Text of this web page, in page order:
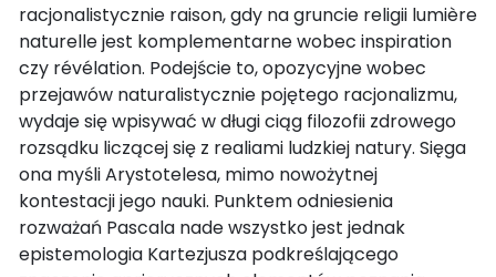
racjonalistycznie raison, gdy na gruncie religii lumière
naturelle jest komplementarne wobec inspiration
czy révélation. Podejście to, opozycyjne wobec
przejawów naturalistycznie pojętego racjonalizmu,
wydaje się wpisywać w długi ciąg filozofii zdrowego
rozsądku liczącej się z realiami ludzkiej natury. Sięga
ona myśli Arystotelesa, mimo nowożytnej
kontestacji jego nauki. Punktem odniesienia
rozważań Pascala nade wszystko jest jednak
epistemologia Kartezjusza podkreślającego